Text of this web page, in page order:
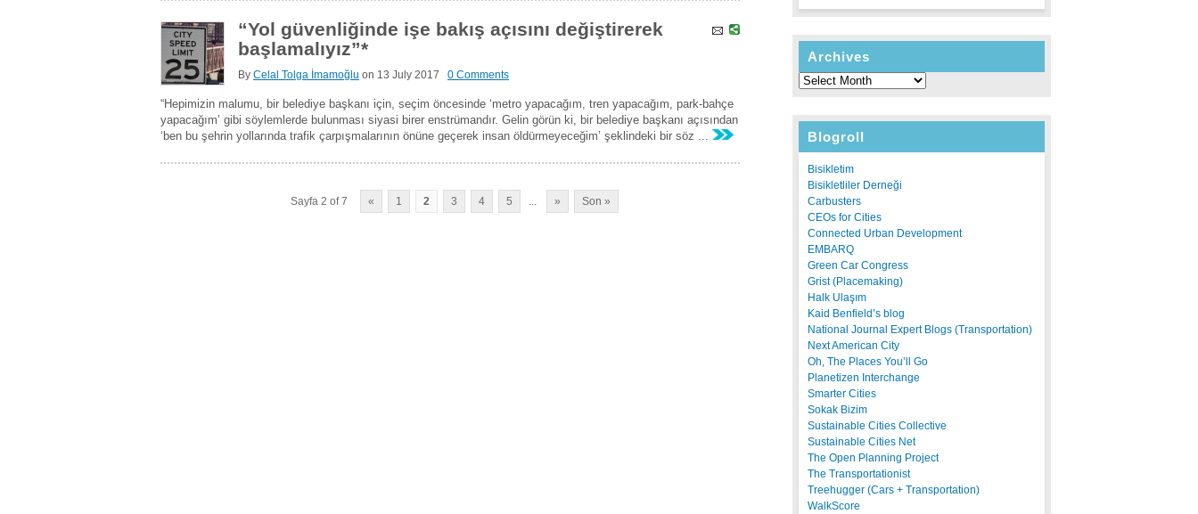
Archives
Blogroll
Bisikletim
Bisikletliler Derneği
Carbusters
CEOs for Cities
Connected Urban Development
EMBARQ
Green Car Congress
Grist (Placemaking)
Halk Ulaşım
Kaid Benfield’s blog
National Journal Expert Blogs (Transportation)
Next American City
Oh, The Places You’ll Go
Planetizen Interchange
Smarter Cities
Sokak Bizim
Sustainable Cities Collective
Sustainable Cities Net
The Open Planning Project
The Transportationist
Treehugger (Cars + Transportation)
WalkScore
“Yol güvenliğinde işe bakış açısını değiştirerek
başlamalıyız”*
By Celal Tolga İmamoğlu on 13 July 2017 0 Comments
“Hepimizin malumu, bir belediye başkanı için, seçim öncesinde ‘metro yapacağım, tren yapacağım, park-bahçe
yapacağım’ gibi söylemlerde bulunması siyasi birer enstrümandır. Gelin görün ki, bir belediye başkanı açısından
‘ben bu şehrin yollarında trafik çarpışmalarının önüne geçerek insan öldürmeyeceğim’ şeklindeki bir söz ...
Sayfa 2 of 7 « 1 2 3 4 5 ... » Son »